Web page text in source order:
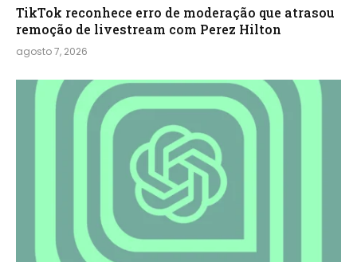
TikTok reconhece erro de moderação que atrasou
remoção de livestream com Perez Hilton
agosto 7, 2026